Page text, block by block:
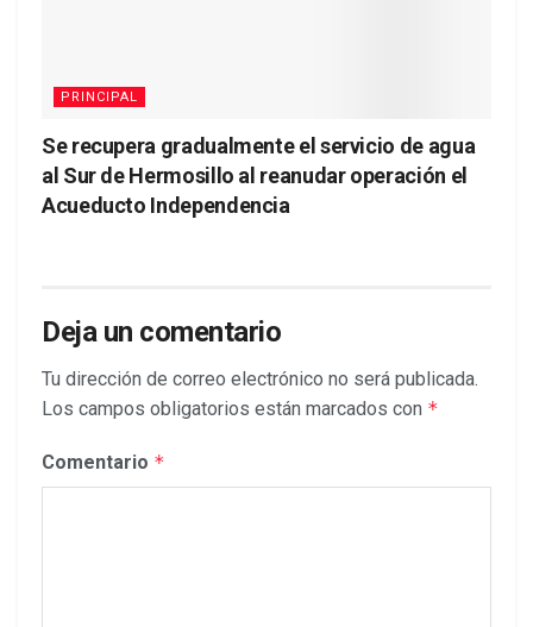
PRINCIPAL
Se recupera gradualmente el servicio de agua
al Sur de Hermosillo al reanudar operación el
Acueducto Independencia
Deja un comentario
Tu dirección de correo electrónico no será publicada.
Los campos obligatorios están marcados con *
Comentario *